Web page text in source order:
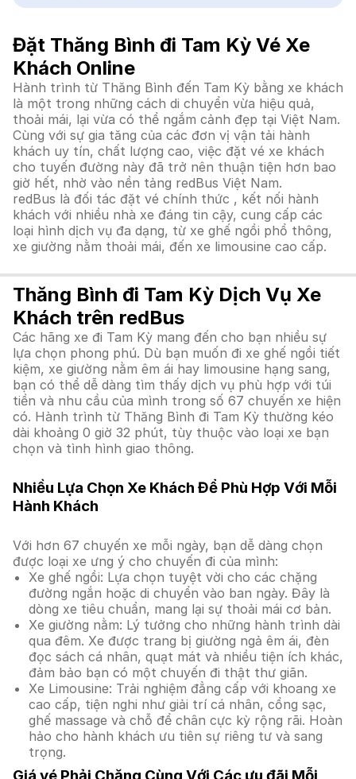
Đặt Thăng Bình đi Tam Kỳ Vé Xe
Khách Online
Hành trình từ Thăng Bình đến Tam Kỳ bằng xe khách
là một trong những cách di chuyển vừa hiệu quả,
thoải mái, lại vừa có thể ngắm cảnh đẹp tại Việt Nam.
Cùng với sự gia tăng của các đơn vị vận tải hành
khách uy tín, chất lượng cao, việc đặt vé xe khách
cho tuyến đường này đã trở nên thuận tiện hơn bao
giờ hết, nhờ vào nền tảng redBus Việt Nam.
redBus là đối tác đặt vé chính thức , kết nối hành
khách với nhiều nhà xe đáng tin cậy, cung cấp các
loại hình dịch vụ đa dạng, từ xe ghế ngồi phổ thông,
xe giường nằm thoải mái, đến xe limousine cao cấp.
Thăng Bình đi Tam Kỳ Dịch Vụ Xe
Khách trên redBus
Các hãng xe đi Tam Kỳ mang đến cho bạn nhiều sự
lựa chọn phong phú. Dù bạn muốn đi xe ghế ngồi tiết
kiệm, xe giường nằm êm ái hay limousine hạng sang,
bạn có thể dễ dàng tìm thấy dịch vụ phù hợp với túi
tiền và nhu cầu của mình trong số 67 chuyến xe hiện
có. Hành trình từ Thăng Bình đi Tam Kỳ thường kéo
dài khoảng 0 giờ 32 phút, tùy thuộc vào loại xe bạn
chọn và tình hình giao thông.
Nhiều Lựa Chọn Xe Khách Để Phù Hợp Với Mỗi
Hành Khách
Với hơn 67 chuyến xe mỗi ngày, bạn dễ dàng chọn
được loại xe ưng ý cho chuyến đi của mình:
Xe ghế ngồi: Lựa chọn tuyệt vời cho các chặng
đường ngắn hoặc di chuyển vào ban ngày. Đây là
dòng xe tiêu chuẩn, mang lại sự thoải mái cơ bản.
Xe giường nằm: Lý tưởng cho những hành trình dài
qua đêm. Xe được trang bị giường ngả êm ái, đèn
đọc sách cá nhân, quạt mát và nhiều tiện ích khác,
đảm bảo bạn có một chuyến đi thật thư giãn.
Xe Limousine: Trải nghiệm đẳng cấp với khoang xe
cao cấp, tiện nghi như giải trí cá nhân, cổng sạc,
ghế massage và chỗ để chân cực kỳ rộng rãi. Hoàn
hảo cho hành khách ưu tiên sự riêng tư và sang
trọng.